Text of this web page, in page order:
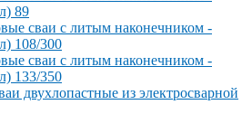
89
сваи с литым наконечником -
108/300
сваи с литым наконечником -
133/350
двухлопастные из электросварной